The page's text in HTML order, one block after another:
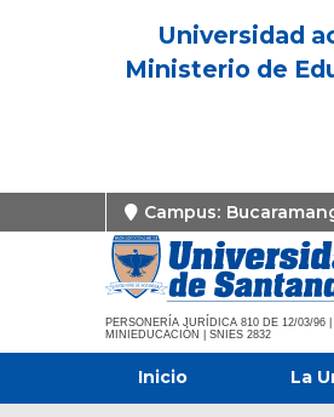
Universidad
Ministerio de
Campus:
PERSONERÍA JURÍDICA 810 DE 12/03/96
MINIEDUCACIÓN | SNIES 2832
Inicio La